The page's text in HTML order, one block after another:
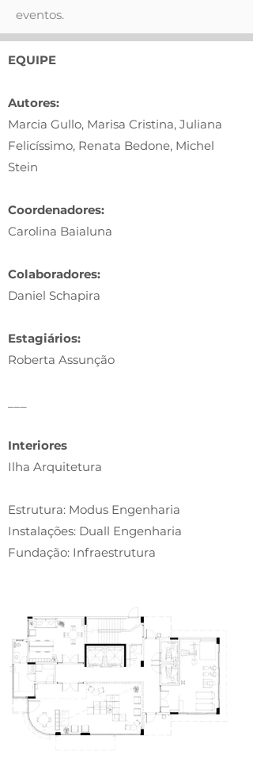
eventos.
EQUIPE
Autores:
Marcia Gullo, Marisa Cristina, Juliana
Felicíssimo, Renata Bedone, Michel
Stein
Coordenadores:
Carolina Baialuna
Colaboradores:
Daniel Schapira
Estagiários:
Roberta Assunção
Interiores
Ilha Arquitetura
Estrutura: Modus Engenharia
Instalações: Duall Engenharia
Fundação: Infraestrutura